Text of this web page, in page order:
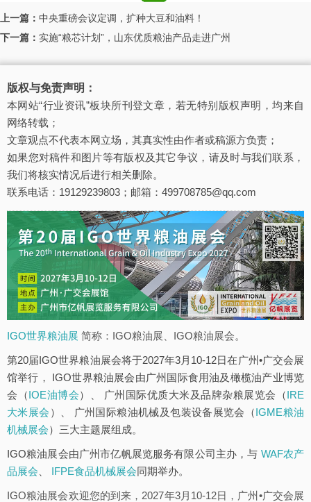
上一篇： 中央重磅会议定调，扩种大豆和油料！
下一篇： 实施“粮芯计划”，山东优质粮油产品走进广州
版权与免责声明：
本网站“行业资讯”板块所刊登文章，若无特别版权声明，均来自
网络转载；
文章观点不代表本网立场，其真实性由作者或稿源方负责；
如果您对稿件和图片等有版权及其它争议，请及时与我们联系，
我们将核实情况后进行相关删除。
联系电话：19129239803；邮箱：499708785@qq.com
IGO世界粮油展 简称：IGO粮油展、IGO粮油展会。
第20届IGO世界粮油展会将于2027年3月10-12日在广州•广交会展
馆举行， IGO世界粮油展会由广州国际食用油及橄榄油产业博览
会（IOE油博会）、 广州国际优质大米及品牌杂粮展览会（IRE
大米展会 ）、 广州国际粮油机械及包装设备展览会（IGME粮油
机械展会）三大主题展组成。
IGO粮油展会由广州市亿帆展览服务有限公司主办，与 WAF农产
品展会
IFPE食品机械展会同期举办。
IGO粮油展会欢迎您的到来，2027年3月10-12日，广州•广交会展